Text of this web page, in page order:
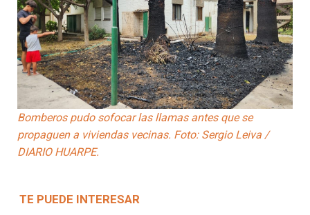
Bomberos pudo sofocar las llamas antes que se
propaguen a viviendas vecinas. Foto: Sergio Leiva /
DIARIO HUARPE.
TE PUEDE INTERESAR